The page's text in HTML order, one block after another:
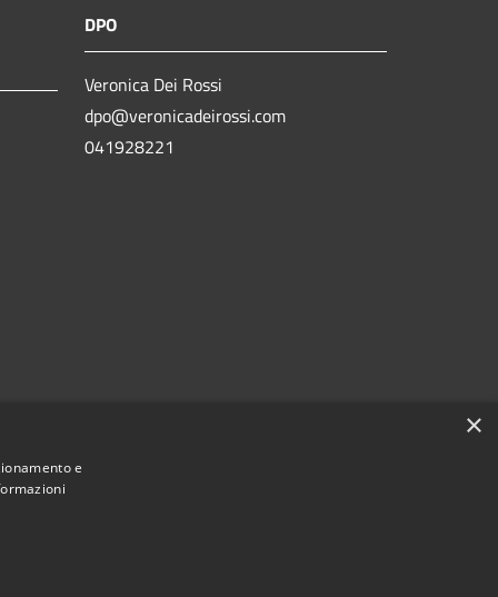
DPO
Veronica Dei Rossi
dpo@veronicadeirossi.com
041928221
×
e